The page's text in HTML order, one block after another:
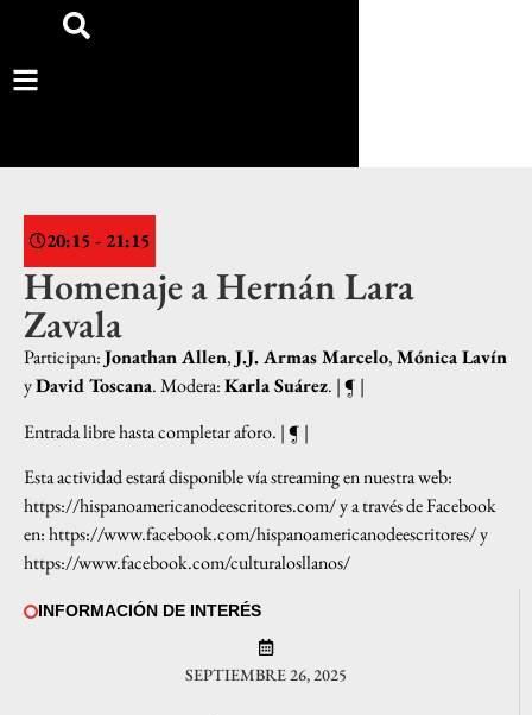
20:15 - 21:15
Homenaje a Hernán Lara
Zavala
Participan:Jonathan Allen,J.J. Armas Marcelo,Mónica Lavín
yDavid Toscana. Modera:Karla Suárez. | ¶ |
Entrada libre hasta completar aforo. | ¶ |
Esta actividad estará disponible vía streaming en nuestra web:
https://hispanoamericanodeescritores.com/y a través de Facebook
en:https://www.facebook.com/hispanoamericanodeescritores/y
https://www.facebook.com/culturalosllanos/
INFORMACIÓN DE INTERÉS
SEPTIEMBRE 26, 2025